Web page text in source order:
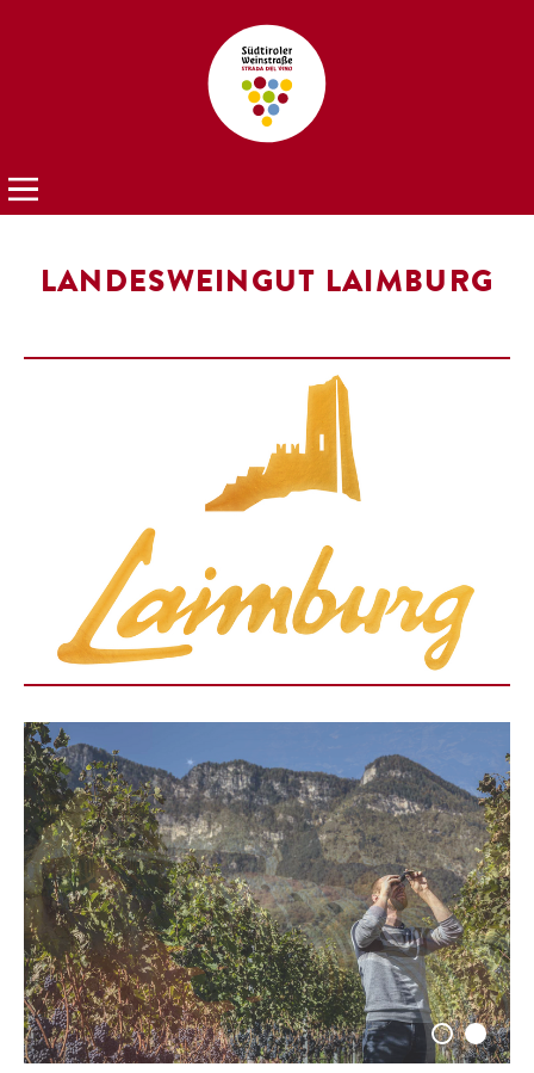
LANDESWEINGUT LAIMBURG